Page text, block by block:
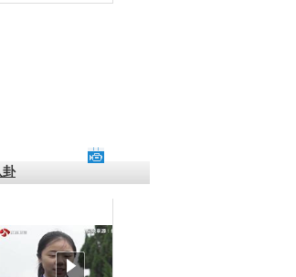
卦